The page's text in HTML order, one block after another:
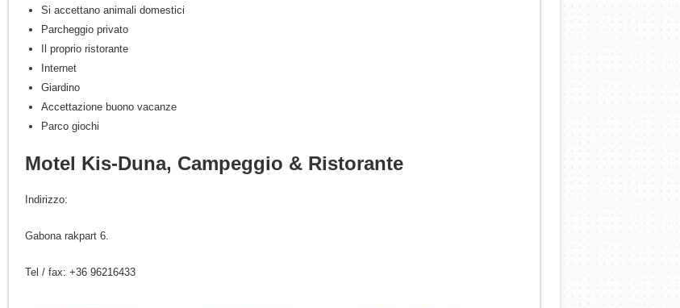
Si accettano animali domestici
Parcheggio privato
Il proprio ristorante
Internet
Giardino
Accettazione buono vacanze
Parco giochi
Motel Kis-Duna, Campeggio & Ristorante
Indirizzo:
Gabona rakpart 6.
Tel / fax: +36 96216433